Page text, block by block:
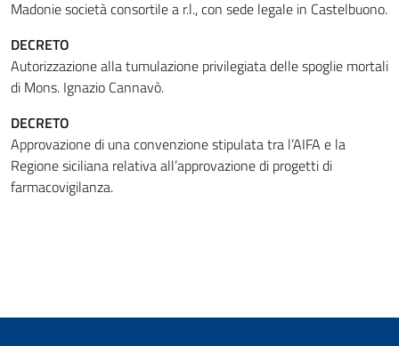
Madonie società consortile a r.l., con sede legale in Castelbuono.
DECRETO
Autorizzazione alla tumulazione privilegiata delle spoglie mortali
di Mons. Ignazio Cannavò.
DECRETO
Approvazione di una convenzione stipulata tra l’AIFA e la
Regione siciliana relativa all’approvazione di progetti di
farmacovigilanza.